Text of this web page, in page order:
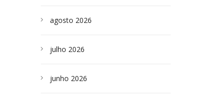
agosto 2026
julho 2026
junho 2026